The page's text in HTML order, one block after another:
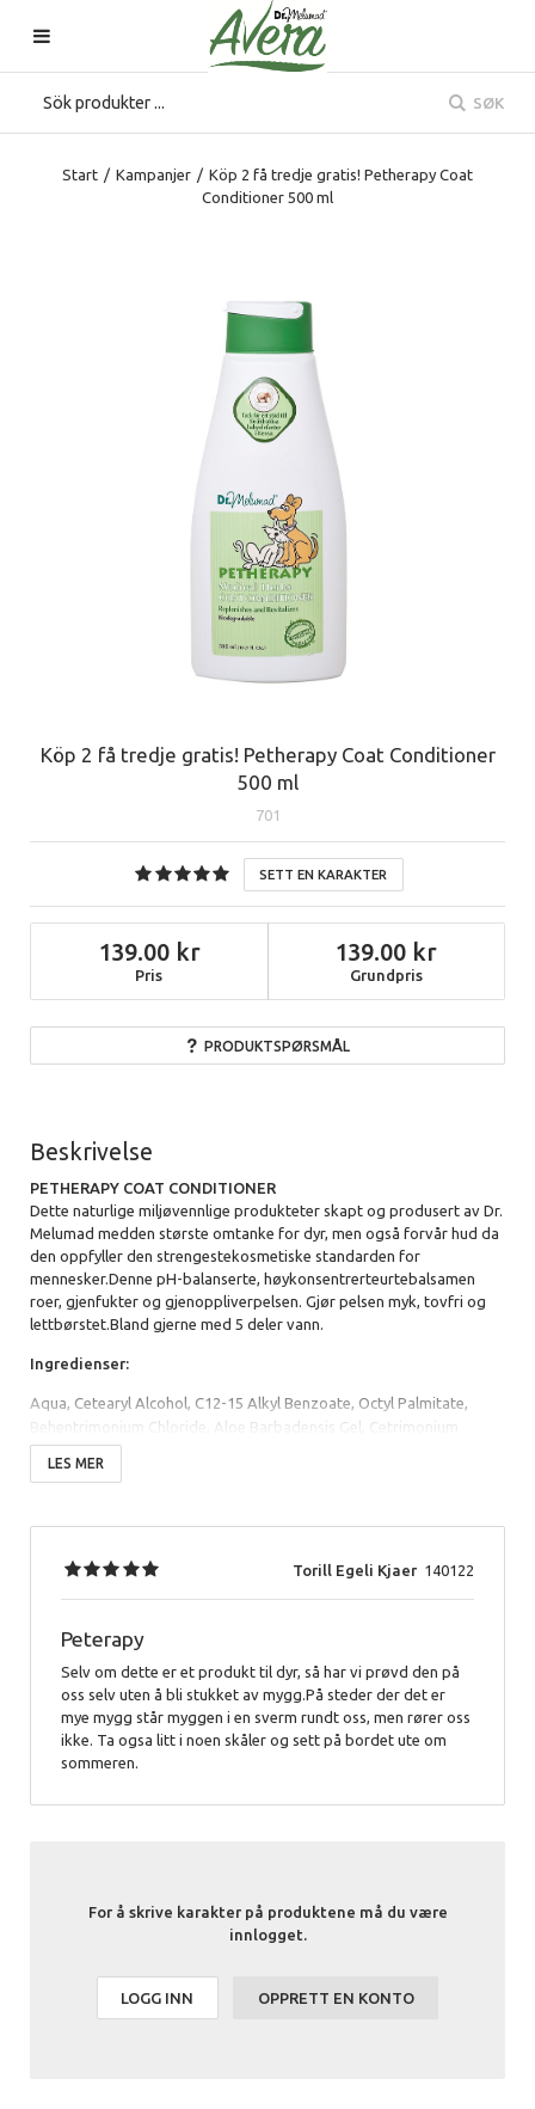
SØK
Start / Kampanjer / Köp 2 få tredje gratis! Petherapy Coat
Conditioner 500 ml
Köp 2 få tredje gratis! Petherapy Coat Conditioner
500 ml
701
SETT EN KARAKTER
Pris
139.00
Grundpris
139.00
PRODUKTSPØRSMÅL
Beskrivelse
PETHERAPY COAT CONDITIONER
Dette naturlige miljøvennlige produkteter skapt og produsert av Dr.
Melumad medden største omtanke for dyr, men også forvår hud da
den oppfyller den strengestekosmetiske standarden for
mennesker.Denne pH-balanserte, høykonsentrerteurtebalsamen
roer, gjenfukter og gjenoppliverpelsen. Gjør pelsen myk, tovfri og
lettbørstet.Bland gjerne med 5 deler vann.
Ingredienser:
Aqua, Cetearyl Alcohol, C12-15 Alkyl Benzoate, Octyl Palmitate,
Behentrimonium Chloride, Aloe Barbadensis Gel, Cetrimonium
Bromide, Ricinus Communis (Casor) Oil, Olea Europaea (Olive) Oil,
Vitis Vinifera (Grape) Seed Oil, Rosmarinus Officinalis (Rosemary)
Acid, Dehydroacetic Acid, Benzyl Alcohol, Sodium Benzoate,
LES MER
For å skrive karakter på produktene må du være
innlogget.
LOGG INN OPPRETT EN KONTO
140122
Torill Egeli Kjaer
Peterapy
Selv om dette er et produkt til dyr, så har vi prøvd den på
oss selv uten å bli stukket av mygg.På steder der det er
mye mygg står myggen i en sverm rundt oss, men rører oss
ikke. Ta ogsa litt i noen skåler og sett på bordet ute om
sommeren.